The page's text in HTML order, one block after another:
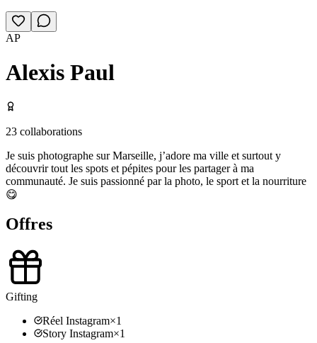
AP
Alexis Paul
23 collaborations
Je suis photographe sur Marseille, j’adore ma ville et surtout y
découvrir tout les spots et pépites pour les partager à ma
communauté. Je suis passionné par la photo, le sport et la nourriture
😋
Offres
Gifting
Réel Instagram×1
Story Instagram×1